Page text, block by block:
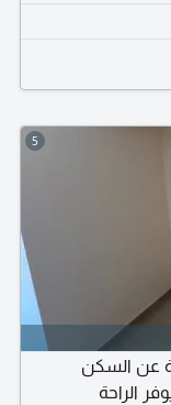
5
عن السكن
الراحة